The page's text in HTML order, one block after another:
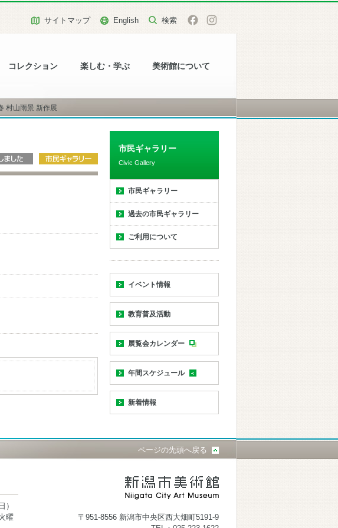
コレクション 楽しむ・学ぶ 美術館について
サイトマップ English
村山雨景 新作展
市民ギャラリー
Civic Gallery
市民ギャラリー
過去の市民ギャラリー
ご利用について
イベント情報
教育普及活動
展覧会カレンダー
年間スケジュール
新着情報
ページの先頭へ戻る
）
曜
〒951-8556 新潟市中央区西大畑町5191-9